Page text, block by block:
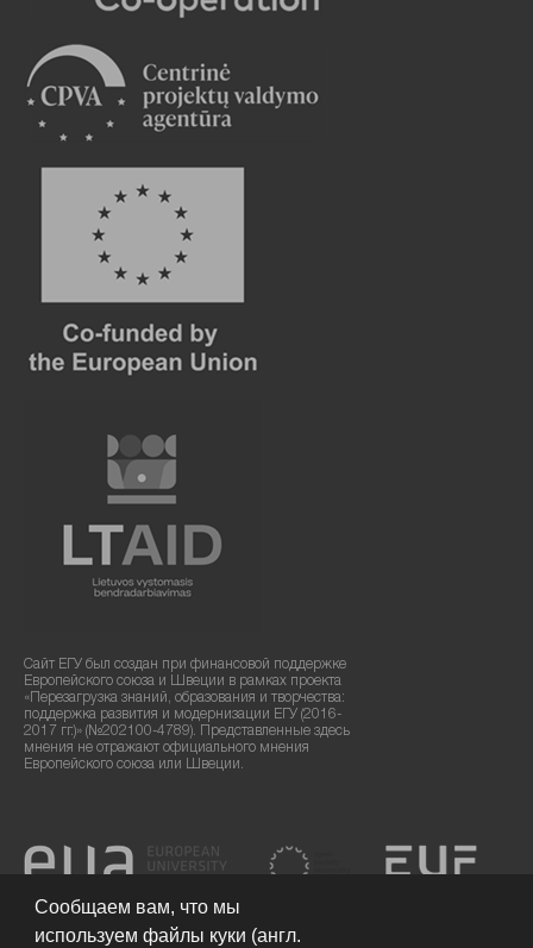
Сайт ЕГУ был создан при финансовой поддержке
Европейского союза и Швеции в рамках проекта
«Перезагрузка знаний, образования и творчества:
поддержка развития и модернизации ЕГУ (2016-
2017 гг.)» (№202100-4789). Представленные здесь
мнения не отражают официального мнения
Европейского союза или Швеции.
Сообщаем вам, что мы
используем файлы куки (англ.